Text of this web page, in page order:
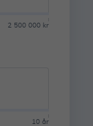
2 500 000 kr
10 år